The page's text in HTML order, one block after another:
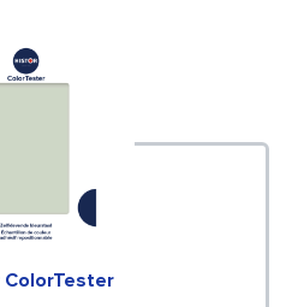
ColorTester